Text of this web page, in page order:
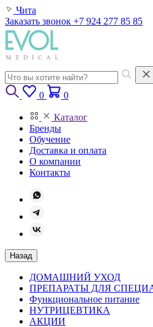
Чита
Заказать звонок +7 924 277 85 85
0 0
Каталог
Бренды
Обучение
Доставка и оплата
О компании
Контакты
Назад
ДОМАШНИЙ УХОД
ПРЕПАРАТЫ ДЛЯ
Функциональное питание
НУТРИЦЕВТИКА
АКЦИИ